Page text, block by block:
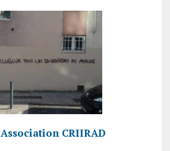
Association CRIIRAD